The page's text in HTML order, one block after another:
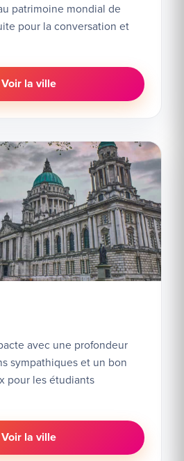
patrimoine mondial de
pour la conversation et
Voir la ville
avec une profondeur
sympathiques et un bon
pour les étudiants
Voir la ville